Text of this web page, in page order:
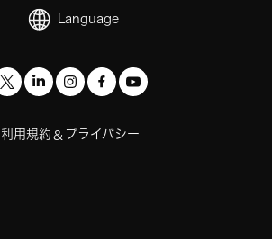
Language
利用規約 & プライバシー